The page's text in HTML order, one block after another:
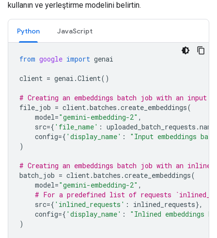
kullanın ve yerleştirme modelini belirtin.
Python JavaScript
from google import genai
client = genai .Client()
# Creating an embeddings batch job with an input
file_job = client.batches .create_embeddings(
model="gemini-embedding-2" ,
src={ 'file_name' : uploaded_batch_requests .name
config={ 'display_name' :
"Input embeddings
)
# Creating an embeddings batch job with an inline
batch_job = client.batches .create_embeddings(
model="gemini-embedding-2" ,
# For a predefined list of requests
src={ 'inlined_requests' : inlined_requests},
config={ 'display_name' :
"Inlined embeddings
)